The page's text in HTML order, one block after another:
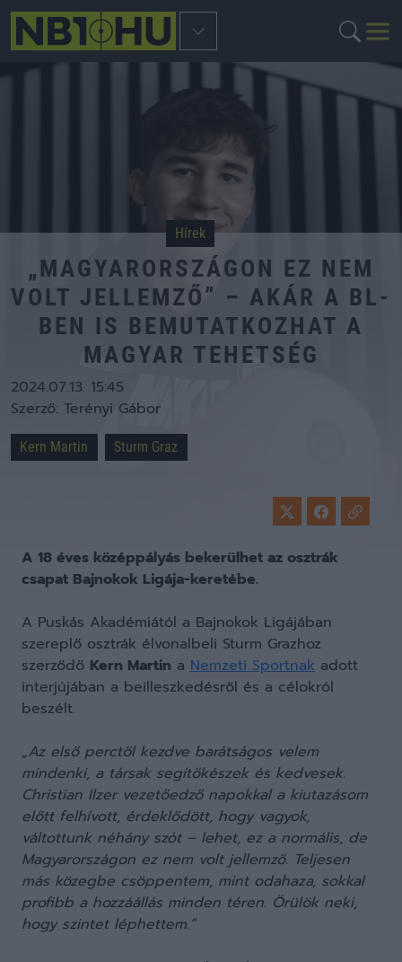
Hírek
„MAGYARORSZÁGON EZ NEM
VOLT JELLEMZŐ” – AKÁR A BL-
BEN IS BEMUTATKOZHAT A
MAGYAR TEHETSÉG
2024.07.13. 15:45
Szerző: Terényi Gábor
Kern Martin Sturm Graz
A 18 éves középpályás bekerülhet az osztrák
csapat Bajnokok Ligája-keretébe.
A Puskás Akadémiától a Bajnokok Ligájában
szereplő osztrák élvonalbeli Sturm Grazhoz
szerződő Kern Martin a Nemzeti Sportnak adott
interjújában a beilleszkedésről és a célokról
beszélt.
„Az első perctől kezdve barátságos velem
mindenki, a társak segítőkészek és kedvesek.
Christian Ilzer vezetőedző napokkal a kiutazásom
előtt felhívott, érdeklődött, hogy vagyok,
váltottunk néhány szót – lehet, ez a normális, de
Magyarországon ez nem volt jellemző. Teljesen
más közegbe csöppentem, mint odahaza, sokkal
profibb a hozzáállás minden téren. Örülök neki,
hogy szintet léphettem.”